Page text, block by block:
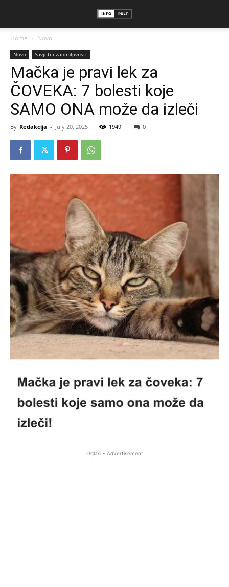
Home Novo
Novo Savjeti i zanimljivosti
Mačka je pravi lek za
ČOVEKA: 7 bolesti koje
SAMO ONA može da izleči
By Redakcija - July 20, 2025 1949 0
Oglasi - Advertisement